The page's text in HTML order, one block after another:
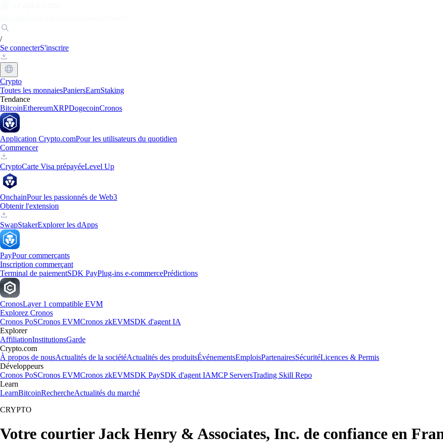
/
Se connecterS'inscrire
Crypto
Toutes les monnaiesPaniersEarnStaking
Tendance
BitcoinEthereumXRPDogecoinCronos
Application Crypto.comPour les utilisateurs du quotidien
Commencer
CryptoCarte Visa prépayéeLevel Up
OnchainPour les passionnés de Web3
Obtenir l'extension
SwapStakerExplorer les dApps
PayPour commerçants
Inscription commerçant
Terminal de paiementSDK PayPlug-ins e-commercePrédictions
CronosLayer 1 compatible EVM
Explorez Cronos
Cronos PoSCronos EVMCronos zkEVMSDK d'agent IA
Explorer
AffiliationInstitutionsGarde
Crypto.com
À propos de nousActualités de la sociétéActualités des produitsÉvénementsEmploisPartenairesSécuritéLicences & Permis
Développeurs
Cronos PoSCronos EVMCronos zkEVMSDK PaySDK d'agent IAMCP ServersTrading Skill Repo
Learn
LearnBitcoinRechercheActualités du marché
CRYPTO
Votre courtier Jack Henry & Associates, Inc. de confiance en